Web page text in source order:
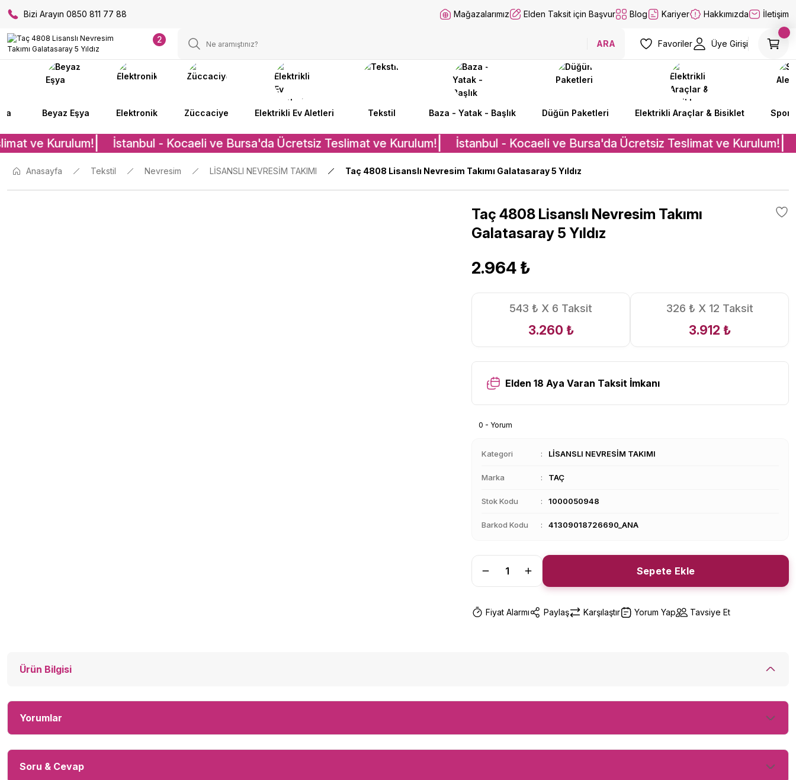
Bizi Arayın 0850 811 77 88 Mağazalarımız Elden Taksit için Başvur Blog Kariyer Hakkımızda İletişim
2 ARA Favoriler Üye Girişi
Beyaz Eşya Elektronik Züccaciye Elektrikli Ev Aletleri Tekstil Baza - Yatak - Başlık Düğün Paketleri Elektrikli Araçlar & Bisiklet Spor
ve Kurulum! İstanbul - Kocaeli ve Bursa'da Ücretsiz Teslimat ve Kurulum! İstanbul - Kocaeli ve Bursa'da Ücretsiz Teslimat ve Kurulum!
Anasayfa Tekstil Nevresim LİSANSLI NEVRESİM TAKIMI Taç 4808 Lisanslı Nevresim Takımı Galatasaray 5 Yıldız
Taç 4808 Lisanslı Nevresim Takımı
Galatasaray 5 Yıldız
2.964 ₺
543 ₺ X 6 Taksit
3.260 ₺
326 ₺ X 12 Taksit
3.912 ₺
Elden 18 Aya Varan Taksit İmkanı
0 - Yorum
Kategori LİSANSLI NEVRESİM TAKIMI
Marka TAÇ
Stok Kodu 1000050948
Barkod Kodu 41309018726690_ANA
Sepete Ekle
Fiyat Alarmı Paylaş Karşılaştır Yorum Yap Tavsiye Et
Ürün Bilgisi
Yorumlar
Soru & Cevap